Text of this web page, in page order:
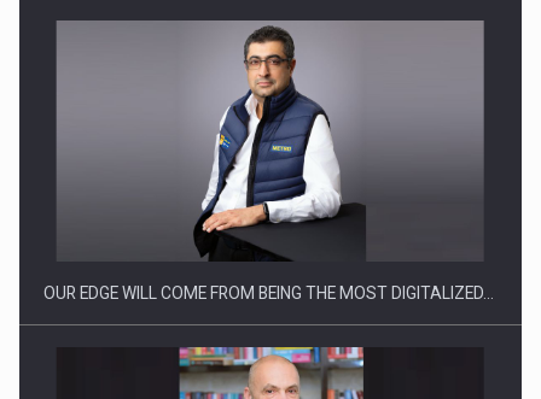
Producatorii si comerciantii care nu se supun noilor
OUR EDGE WILL COME FROM BEING THE MOST DIGITALIZED…